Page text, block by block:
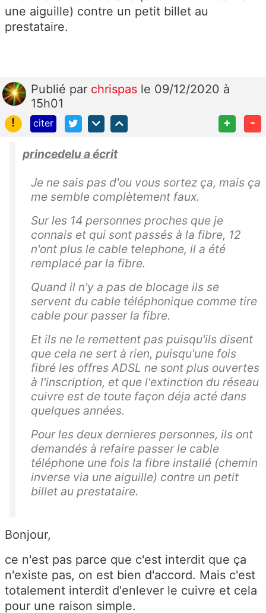
une aiguille) contre un petit billet au
prestataire.
Publié par chrispas le 09/12/2020 à
15h01
!
citer + -
princedelu a écrit
Je ne sais pas d'ou vous sortez ça, mais ça
me semble complètement faux.
Sur les 14 personnes proches que je
connais et qui sont passés à la fibre, 12
n'ont plus le cable telephone, il a été
remplacé par la fibre.
Quand il n'y a pas de blocage ils se
servent du cable téléphonique comme tire
cable pour passer la fibre.
Et ils ne le remettent pas puisqu'ils disent
que cela ne sert à rien, puisqu'une fois
fibré les offres ADSL ne sont plus ouvertes
à l'inscription, et que l'extinction du réseau
cuivre est de toute façon déja acté dans
quelques années.
Pour les deux dernieres personnes, ils ont
demandés à refaire passer le cable
téléphone une fois la fibre installé (chemin
inverse via une aiguille) contre un petit
billet au prestataire.
Bonjour,
ce n'est pas parce que c'est interdit que ça
n'existe pas, on est bien d'accord. Mais c'est
totalement interdit d'enlever le cuivre et cela
pour une raison simple.